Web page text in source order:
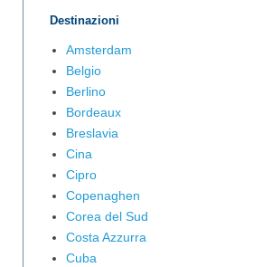
Destinazioni
Amsterdam
Belgio
Berlino
Bordeaux
Breslavia
Cina
Cipro
Copenaghen
Corea del Sud
Costa Azzurra
Cuba